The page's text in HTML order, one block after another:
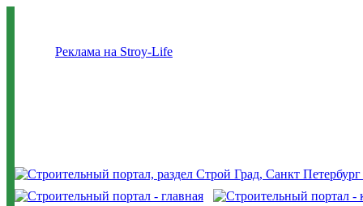
Реклама на Stroy-Life